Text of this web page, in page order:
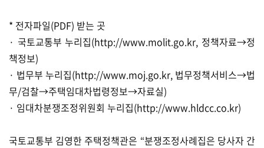
* 전자파일(PDF) 받는 곳
· 국토교통부 누리집(http://www.molit.go.kr, 정책자료→정
책정보)
· 법무부 누리집(http://www.moj.go.kr, 법무정책서비스→법
무/검찰→주택임대차법령정보→자료실)
· 임대차분쟁조정위원회 누리집(http://www.hldcc.co.kr)
국토교통부 김영한 주택정책관은 “분쟁조정사례집은 당사자 간